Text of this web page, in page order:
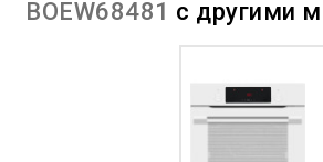
BOEW68481 с другими